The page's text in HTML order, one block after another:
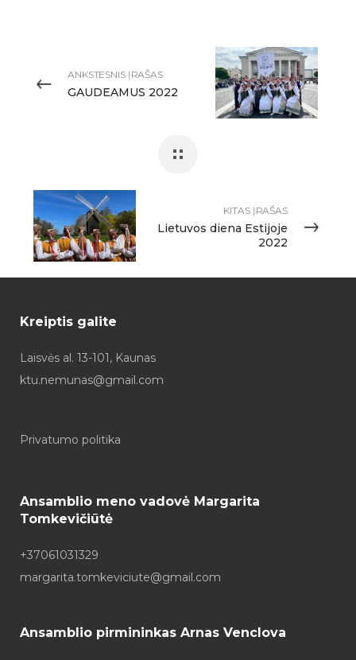
ANKSTESNIS ĮRAŠAS
GAUDEAMUS 2022
KITAS ĮRAŠAS
Lietuvos diena Estijoje
2022
Kreiptis galite
Laisvės al. 13-101, Kaunas
ktu.nemunas@gmail.com
Privatumo politika
Ansamblio meno vadovė Margarita
Tomkevičiūtė
+37061031329
margarita.tomkeviciute@gmail.com
Ansamblio pirmininkas Arnas Venclova